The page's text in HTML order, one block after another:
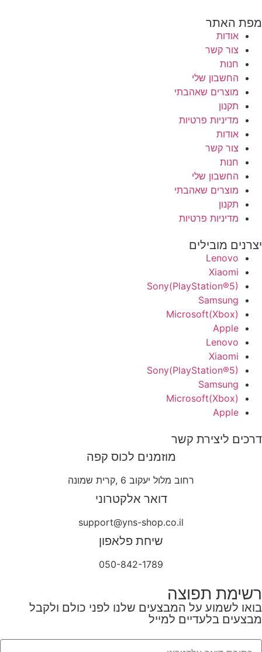
מפת האתר
אודות
צור קשר
חנות
החשבון שלי
מוצרים שאהבתי
תקנון
מדיניות פרטיות
אודות
צור קשר
חנות
החשבון שלי
מוצרים שאהבתי
תקנון
מדיניות פרטיות
יצרנים מובילים
Lenovo
Xiaomi
Sony(PlayStation®5)
Samsung
Microsoft(Xbox)
Apple
Lenovo
Xiaomi
Sony(PlayStation®5)
Samsung
Microsoft(Xbox)
Apple
דרכים ליצירת קשר
מוזמנים לכוס קפה
רחוב מלול יעקוב 6 ,קרית שמונה
דואר אלקטרוני
support@yns-shop.co.il
שיחת פלאפון
050-842-1789
רשימת תפוצה
בואו לשמוע על המבצעים שלנו לפני כולם ולקבל
מבצעים בלעדיים למייל